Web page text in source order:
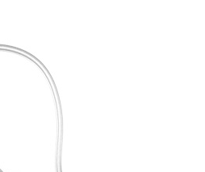
hoorapparaten
hoorapparaat van dit moment.